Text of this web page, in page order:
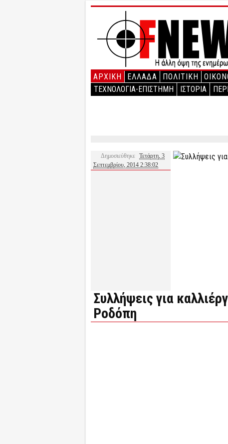
ΑΡΧΙΚΉ ΕΛΛΑΔΑ ΠΟΛΙΤΙΚΗ
ΤΕΧΝΟΛΟΓΙΑ-ΕΠΙΣΤΗΜΗ
ΙΣΤΟΡΙΑ
Δημοσιεύθηκε Τετάρτη, 3
Σεπτεμβρίου, 2014 2:38:02
Συλλήψεις για
Ροδόπη